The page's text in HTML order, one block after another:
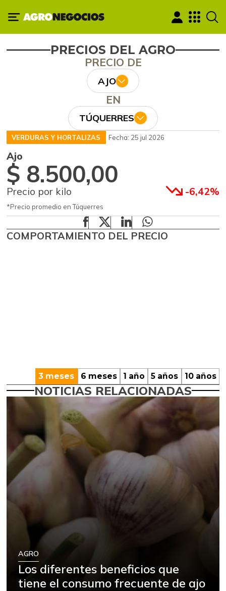
PRECIOS DEL AGRO
PRECIO DE
AJO
EN
TÚQUERRES
VERDURAS Y HORTALIZAS Fecha: 25 jul 2026
Ajo
$ 8.500,00
Precio por kilo -6,42%
*Precio promedio en Túquerres
COMPORTAMIENTO DEL PRECIO
3 meses 6 meses 1 año 5 años 10 años
NOTICIAS RELACIONADAS
AGRO
Los diferentes beneficios que
tiene el consumo frecuente de ajo